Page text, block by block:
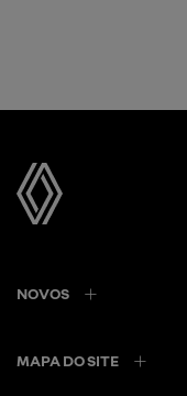
NOVOS
MAPA DO SITE